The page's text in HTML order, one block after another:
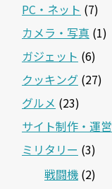
PC・ネット (7)
カメラ・写真 (1)
ガジェット (6)
クッキング (27)
グルメ (23)
サイト制作・運営
ミリタリー (3)
戦闘機 (2)